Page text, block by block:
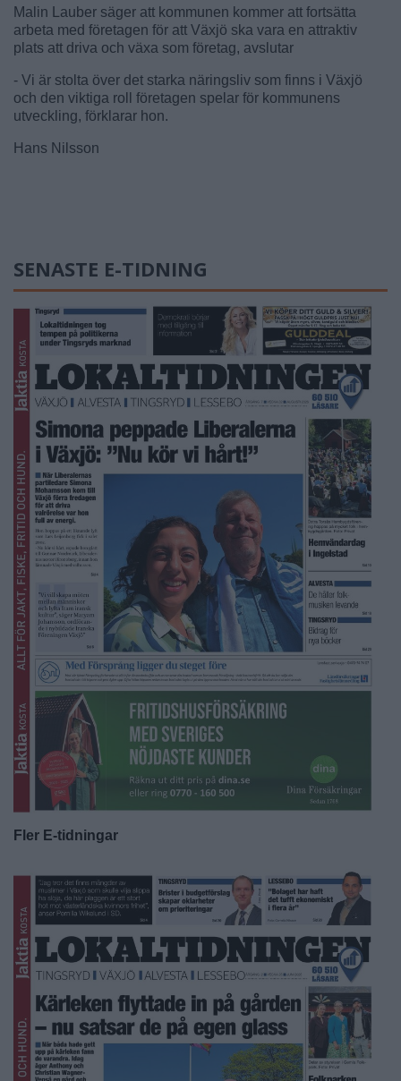
Malin Lauber säger att kommunen kommer att fortsätta
arbeta med företagen för att Växjö ska vara en attraktiv
plats att driva och växa som företag, avslutar
- Vi är stolta över det starka näringsliv som finns i Växjö
och den viktiga roll företagen spelar för kommunens
utveckling, förklarar hon.
Hans Nilsson
SENASTE E-TIDNING
Fler E-tidningar